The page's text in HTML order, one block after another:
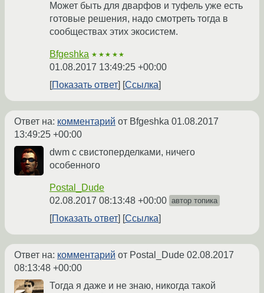
Может быть для дварфов и туфель уже есть
готовые решения, надо смотреть тогда в
сообществах этих экосистем.
Bfgeshka ★★★★★
01.08.2017 13:49:25 +00:00
Показать ответ
Ссылка
Ответ на: комментарий от Bfgeshka 01.08.2017
13:49:25 +00:00
dwm с свистоперделками, ничего
особенного
Postal_Dude
02.08.2017 08:13:48 +00:00 автор топика
Показать ответ Ссылка
Ответ на: комментарий от Postal_Dude 02.08.2017
08:13:48 +00:00
Тогда я даже и не знаю, никогда такой